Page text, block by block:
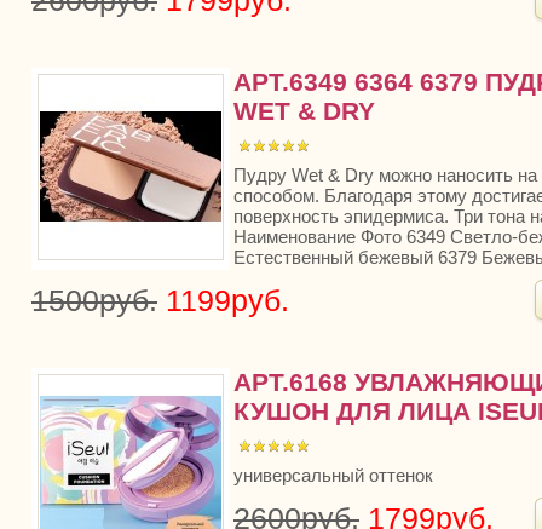
АРТ.6349 6364 6379
WET & DRY
Пудру Wet & Dry можно наносить
способом. Благодаря этому
поверхность эпидермиса. Три тона
Наименование Фото 6349 Светло-
Естественный бежевый 6379
1500руб. 1199руб.
АРТ.6168
КУШОН ДЛЯ ЛИЦА
универсальный оттенок
2600руб. 1799руб.